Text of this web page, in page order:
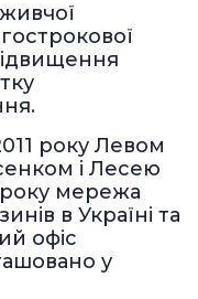
року Левом
і Лесею
мережа
в Україні та
офіс
у